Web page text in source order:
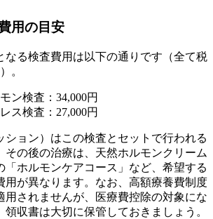
用の目安
なる検査費用は以下の通りです（全て税
。
ン検査：34,000円
ス検査：27,000円
ション）はこの検査とセットで行われる
その後の治療は、天然ホルモンクリーム
「ホルモンケアコース」など、希望する
用が異なります。なお、高額療養費制度
用されませんが、医療費控除の対象にな
領収書は大切に保管しておきましょう。